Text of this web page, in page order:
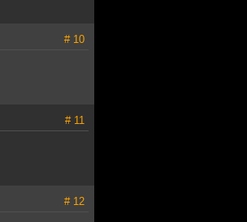
# 10
# 11
# 12